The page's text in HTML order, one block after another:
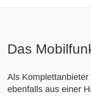
Das
Als
ebenfalls aus einer